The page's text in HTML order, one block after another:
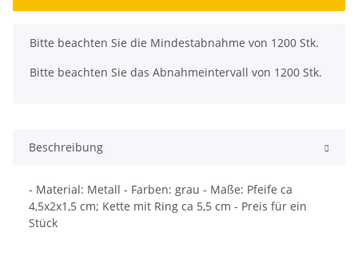
x
Bitte beachten Sie die Mindestabnahme von 1200 Stk.
Bitte beachten Sie das Abnahmeintervall von 1200 Stk.
Beschreibung
- Material: Metall - Farben: grau - Maße: Pfeife ca
4,5x2x1,5 cm; Kette mit Ring ca 5,5 cm - Preis für ein
Stück